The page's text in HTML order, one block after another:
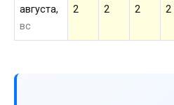
августа,
вс
2 2 2 2